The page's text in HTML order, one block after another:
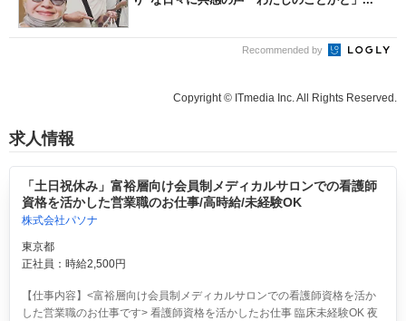
Recommended by
Copyright © ITmedia Inc. All Rights Reserved.
求人情報
「土日祝休み」富裕層向け会員制メディカルサロンでの看護師
資格を活かした営業職のお仕事/高時給/未経験OK
株式会社パソナ
東京都
正社員：時給2,500円
【仕事内容】<富裕層向け会員制メディカルサロンでの看護師資格を活か
した営業職のお仕事です> 看護師資格を活かしたお仕事 臨床未経験OK 夜